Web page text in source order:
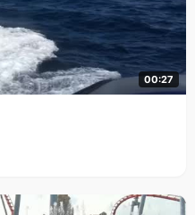
00:27